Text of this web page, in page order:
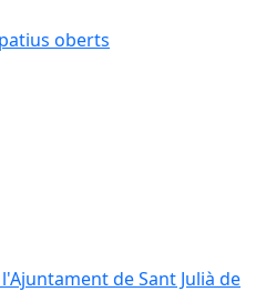
oberts
de Sant Julià de